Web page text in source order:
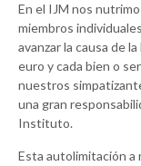
En el IJM nos
miembros
avanzar la causa de
euro y cada bien o
nuestros
una gran
Instituto.
Esta autolimitación a